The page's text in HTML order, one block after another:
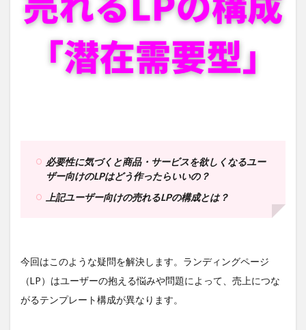
必要性に気づくと商品・サービスを欲しくなるユー
ザー向けのLPはどう作ったらいいの？
上記ユーザー向けの売れるLPの構成とは？
今回はこのような疑問を解決します。ランディングページ
（LP）はユーザーの抱える悩みや問題によって、売上につな
がるテンプレート構成が異なります。